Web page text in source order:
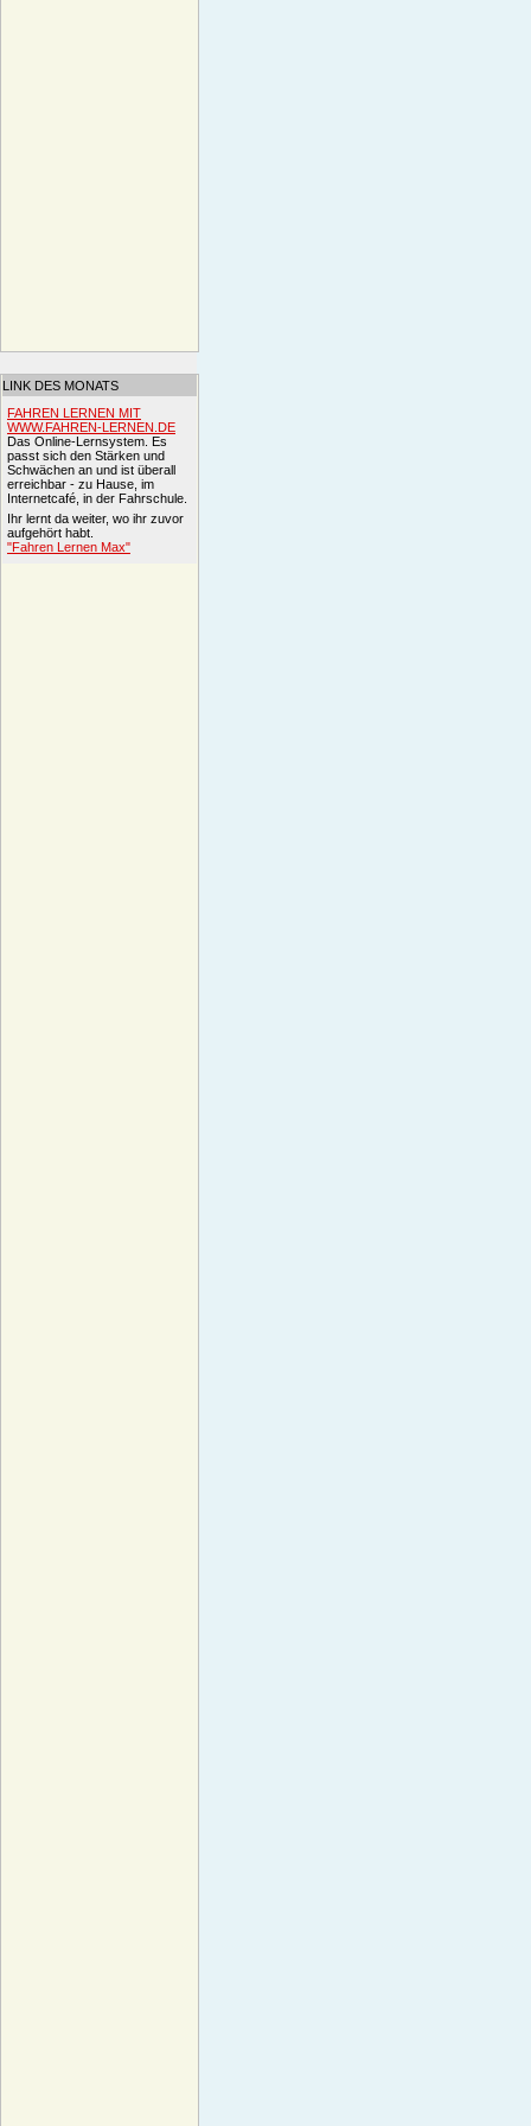
LINK DES MONATS
FAHREN LERNEN MIT
WWW.FAHREN-LERNEN.DE
Das Online-Lernsystem. Es
passt sich den Stärken und
Schwächen an und ist überall
erreichbar - zu Hause, im
Internetcafé, in der Fahrschule.
Ihr lernt da weiter, wo ihr zuvor
aufgehört habt.
"Fahren Lernen Max"